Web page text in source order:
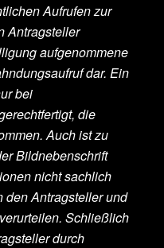
Aufrufen zur
Antragsteller
aufgenommene
dar. Ein
bei
die
Auch ist zu
Bildnebenschrift
nicht sachlich
den Antragsteller und
Schließlich
durch